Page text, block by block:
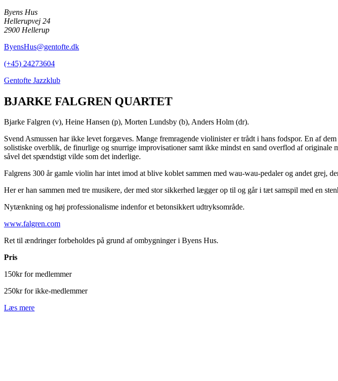
Byens Hus
Hellerupvej 24
2900 Hellerup
ByensHus@gentofte.dk
(+45) 24273604
Gentofte Jazzklub
BJARKE FALGREN QUARTET
Bjarke Falgren (v), Heine Hansen (p), Morten Lundsby (b), Anders Holm (dr).
Svend Asmussen har ikke levet forgæves. Mange fremragende violinister er trådt i hans fodspor. En af
solistiske overblik, de finurlige og snurrige improvisationer samt ikke mindst en sand overflod af
såvel det spændstigt vilde som det inderlige.
Falgrens 300 år gamle violin har intet imod at blive koblet sammen med wau-wau-pedaler og andet grej,
Her er han sammen med tre musikere, der med stor sikkerhed lægger op til og går i tæt samspil med en
Nytænkning og høj professionalisme indenfor et betonsikkert udtryksområde.
www.falgren.com
Ret til ændringer forbeholdes på grund af ombygninger i Byens Hus.
Pris
150kr for medlemmer
250kr for ikke-medlemmer
Læs mere